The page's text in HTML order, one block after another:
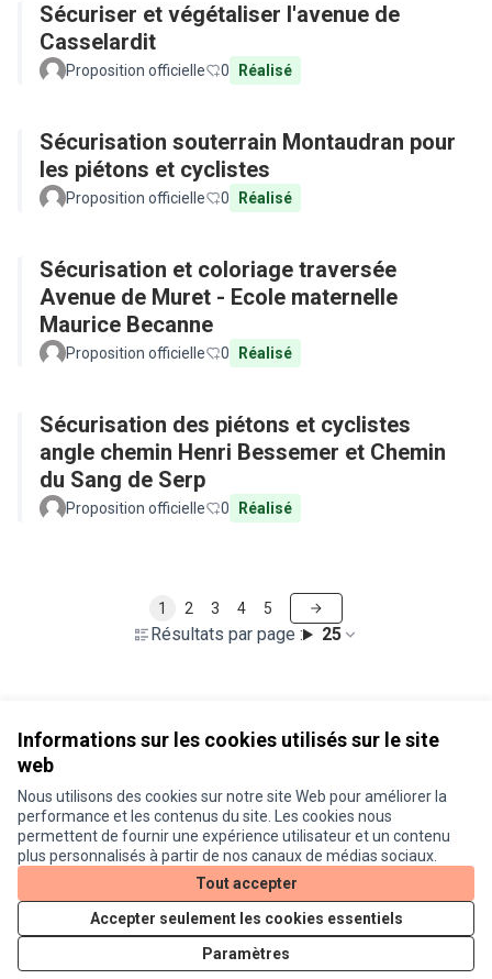
Informations sur les cookies utilisés sur le site
web
Nous utilisons des cookies sur notre site Web pour améliorer la
performance et les contenus du site. Les cookies nous
permettent de fournir une expérience utilisateur et un contenu
plus personnalisés à partir de nos canaux de médias sociaux.
Tout accepter
Accepter seulement les cookies essentiels
Paramètres
Sécuriser et végétaliser l'avenue de
Casselardit
Proposition officielle 0 Réalisé
Sécurisation souterrain Montaudran pour
les piétons et cyclistes
Proposition officielle 0 Réalisé
Sécurisation et coloriage traversée
Avenue de Muret - Ecole maternelle
Maurice Becanne
Proposition officielle 0 Réalisé
Sécurisation des piétons et cyclistes
angle chemin Henri Bessemer et Chemin
du Sang de Serp
Proposition officielle 0 Réalisé
Résultats par page : 25
1 2 3 4 5
Conditions d'utilisation
Paramètres des cookies
Je participe ! sur X
(Lien externe)
Je participe ! sur Facebook
Je participe ! sur Instagram
Site réalisé grâce aulogiciel libre Decidim .
Licence
(Lien